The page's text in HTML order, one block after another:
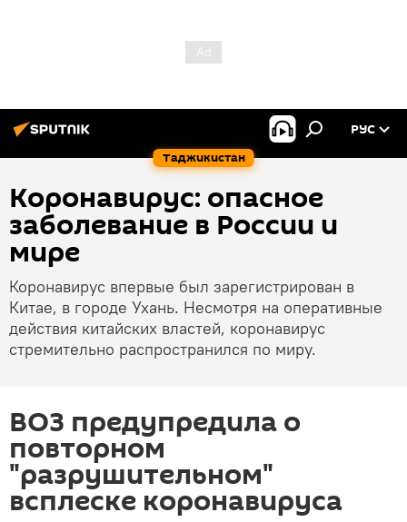
Таджикистан
РУС
Коронавирус: опасное
заболевание в России и
мире
Коронавирус впервые был зарегистрирован в
Китае, в городе Ухань. Несмотря на оперативные
действия китайских властей, коронавирус
стремительно распространился по миру.
ВОЗ предупредила о
повторном
"разрушительном"
всплеске коронавируса